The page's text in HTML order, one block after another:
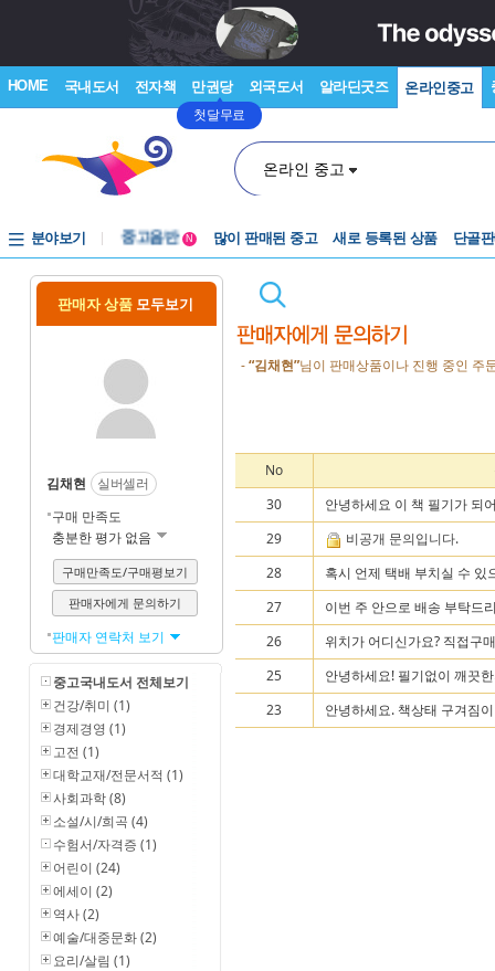
HOME 국내도서 전자책 만권당
첫달무료
외국도서 알라딘굿즈 온라인중고
온라인 중고
분야보기
중고음반
N 많이 판매된 중고 새로 등록된 상품 단골
판매자 상품 모두보기
김채현
실버셀러
구매 만족도
충분한 평가 없음
구매만족도/구매평보기
판매자에게 문의하기
판매자 연락처 보기
중고국내도서 전체보기
건강/취미 (1)
경제경영 (1)
고전 (1)
대학교재/전문서적 (1)
사회과학 (8)
소설/시/희곡 (4)
수험서/자격증 (1)
어린이 (24)
에세이 (2)
역사 (2)
예술/대중문화 (2)
요리/살림 (1)
-“김채현”님이 판매상품이나 진행 중인 주
No
30
안녕하세요 이 책 필기가 되
29
비공개 문의입니다.
28
혹시 언제 택배 부치실 수 있
27
이번 주 안으로 배송 부탁드
26
위치가 어디신가요? 직접구
25
안녕하세요! 필기없이 깨끗
23
안녕하세요. 책상태 구겨짐